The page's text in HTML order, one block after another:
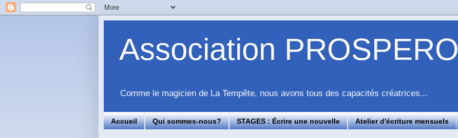
Association PROSPERO
Comme le magicien de La Tempête, nous avons tous des capacités créatrices...
Accueil Qui sommes-nous? STAGES : Écrire une nouvelle Atelier d'écriture mensuels